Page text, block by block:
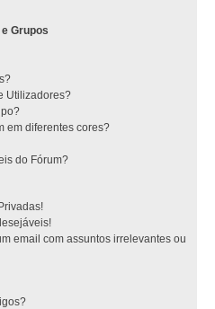
Grupos
Utilizadores?
em diferentes cores?
do Fórum?
email com assuntos irrelevantes ou